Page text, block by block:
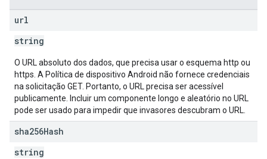
url
string
O URL absoluto dos dados, que precisa usar o esquema http ou
https. A Política de dispositivo Android não fornece credenciais
na solicitação GET. Portanto, o URL precisa ser acessível
publicamente. Incluir um componente longo e aleatório no URL
pode ser usado para impedir que invasores descubram o URL.
sha256Hash
string